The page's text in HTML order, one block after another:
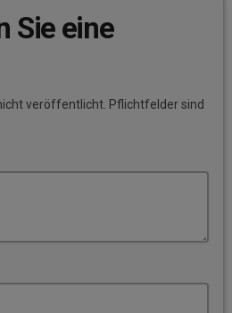
Sie eine
veröffentlicht. Pflichtfelder sind